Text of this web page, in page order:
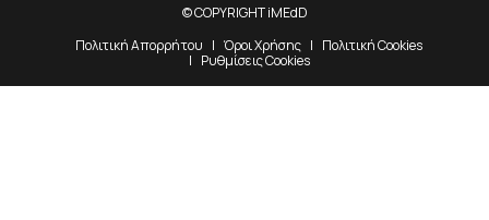
© COPYRIGHT iMEdD
Πολιτική Απορρήτου
Όροι Χρήσης
Πολιτική Cookies
Ρυθμίσεις Cookies